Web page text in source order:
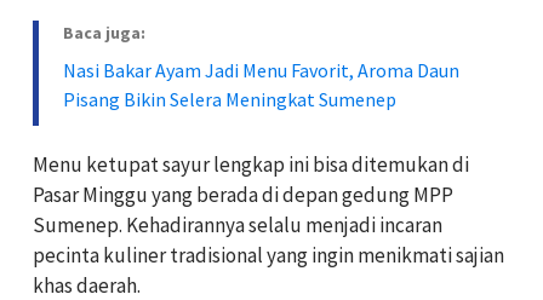
Baca juga:
Nasi Bakar Ayam Jadi Menu Favorit, Aroma Daun
Pisang Bikin Selera Meningkat Sumenep
Menu ketupat sayur lengkap ini bisa ditemukan di
Pasar Minggu yang berada di depan gedung MPP
Sumenep. Kehadirannya selalu menjadi incaran
pecinta kuliner tradisional yang ingin menikmati sajian
khas daerah.